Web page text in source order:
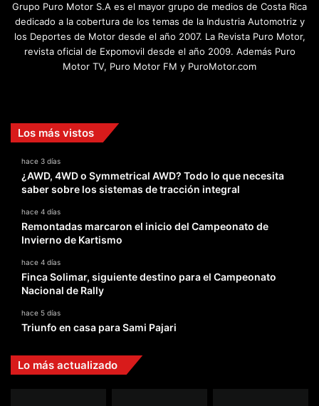
Grupo Puro Motor S.A es el mayor grupo de medios de Costa Rica
dedicado a la cobertura de los temas de la Industria Automotriz y
los Deportes de Motor desde el año 2007. La Revista Puro Motor,
revista oficial de Expomovil desde el año 2009. Además Puro
Motor TV, Puro Motor FM y PuroMotor.com
Los más vistos
hace 3 días
¿AWD, 4WD o Symmetrical AWD? Todo lo que necesita
saber sobre los sistemas de tracción integral
hace 4 días
Remontadas marcaron el inicio del Campeonato de
Invierno de Kartismo
hace 4 días
Finca Solimar, siguiente destino para el Campeonato
Nacional de Rally
hace 5 días
Triunfo en casa para Sami Pajari
Lo más actualizado